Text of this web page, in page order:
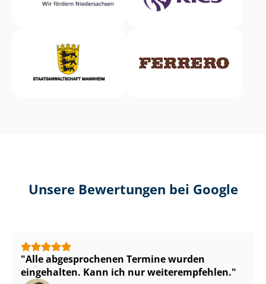
Unsere Bewertungen bei Google
Alle abgesprochenen Termine wurden
eingehalten. Kann ich nur weiterempfehlen.